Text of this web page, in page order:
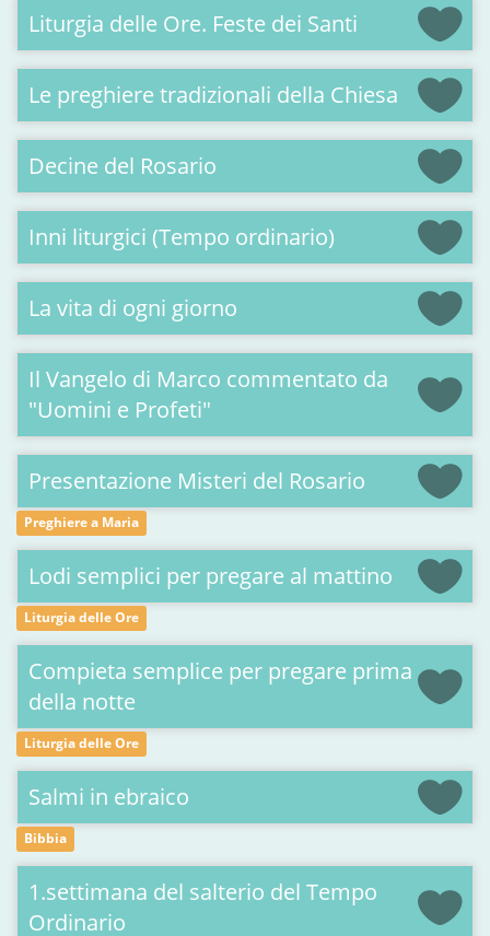
Liturgia delle Ore. Feste dei Santi
Le preghiere tradizionali della Chiesa
Decine del Rosario
Inni liturgici (Tempo ordinario)
La vita di ogni giorno
Il Vangelo di Marco commentato da
"Uomini e Profeti"
Presentazione Misteri del Rosario
Preghiere a Maria
Lodi semplici per pregare al mattino
Liturgia delle Ore
Compieta semplice per pregare prima
della notte
Liturgia delle Ore
Salmi in ebraico
Bibbia
1.settimana del salterio del Tempo
Ordinario